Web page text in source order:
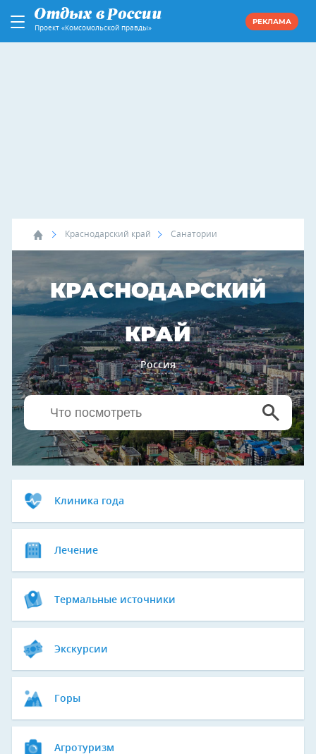
Проект «Комсомольской правды»
РЕКЛАМА
Краснодарский край Санатории
КРАСНОДАРСКИЙ
КРАЙ
Россия
Клиника года
Лечение
Термальные источники
Экскурсии
Горы
Агротуризм